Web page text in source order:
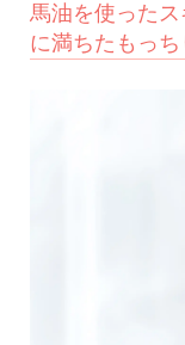
馬油を使った
に満ちたもっ